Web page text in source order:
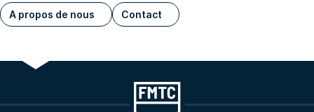
A propos de nous Contact